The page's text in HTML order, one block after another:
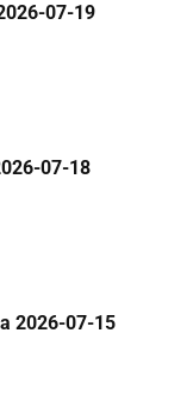
07-19
07-18
2026-07-15